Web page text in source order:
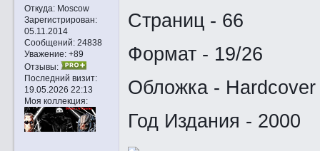
Откуда:Moscow
Зарегистрирован:
05.11.2014
Сообщений:24838
Уважение: +89
Отзывы:
Последний визит:
19.05.2026 22:13
Моя коллекция:
Страниц - 66
Формат - 19/26
Обложка - Hardcover
Год Издания - 2000